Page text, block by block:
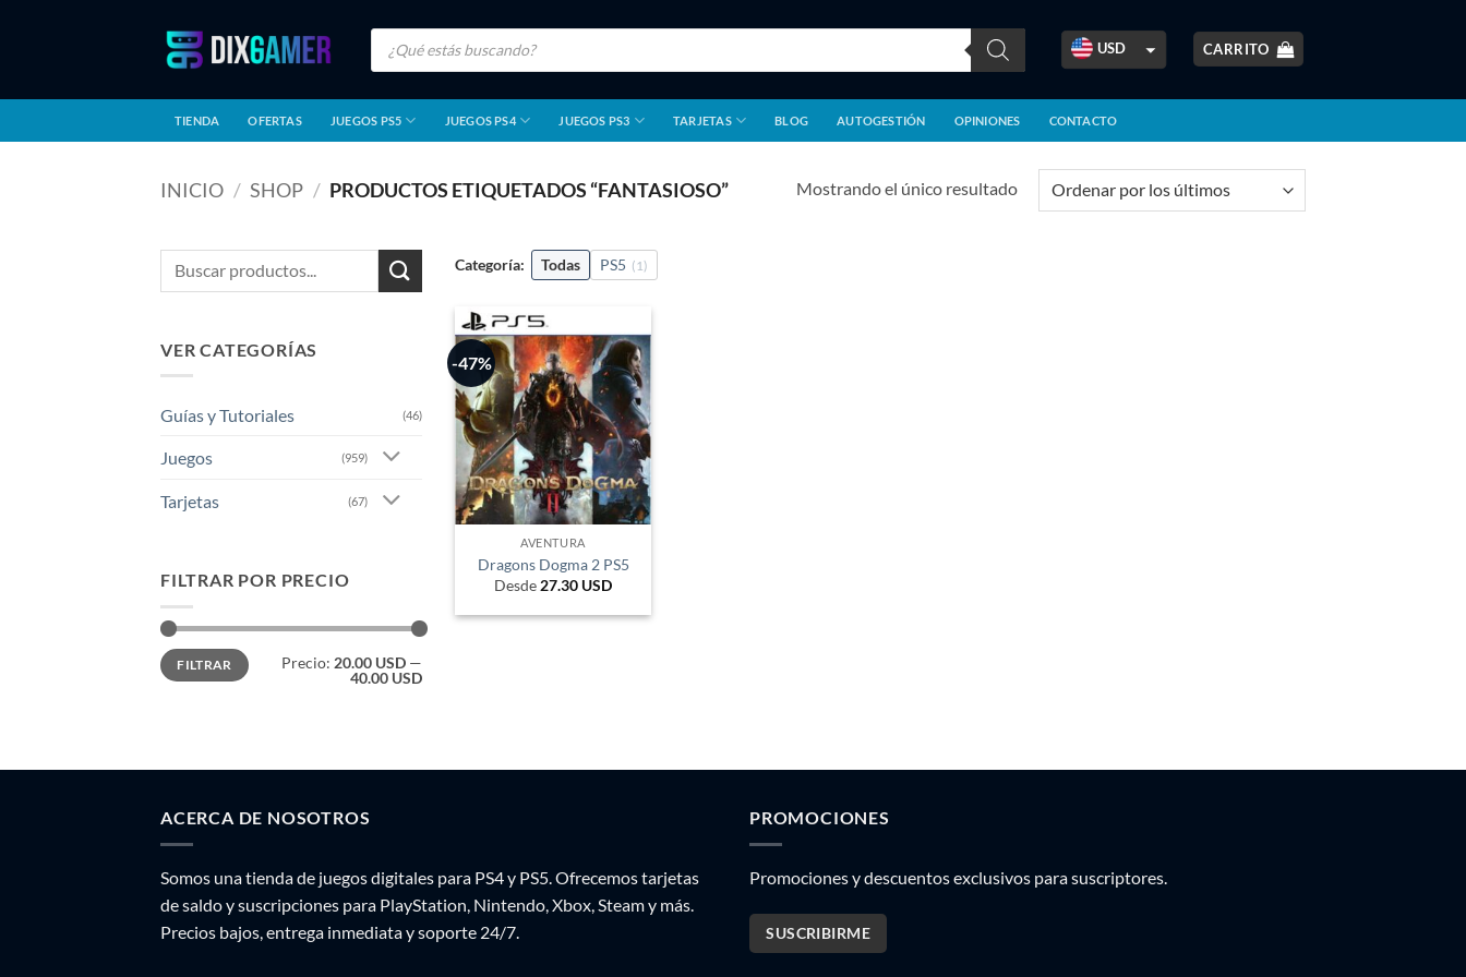
Búsqueda
productos
USD
BOB
BRL
CLP
CARRITO
TIENDA OFERTAS JUEGOS PS5 JUEGOS PS4 JUEGOS PS3 TARJETAS BLOG AUTOGESTIÓN OPINIONES CONTACTO
INICIO / SHOP / PRODUCTOS ETIQUETADOS “FANTASIOSO” Mostrando el único resultado
Buscar
por:
VER CATEGORÍAS
Guías y Tutoriales (46)
Juegos (959)
Tarjetas (67)
FILTRAR POR PRECIO
Precio
mínimo
Precio
máximo
FILTRAR Precio: 20.00 USD —
40.00 USD
Categoría: Todas PS5 (1)
-47%
AVENTURA
Dragons Dogma 2 PS5
Desde 27.30 USD
ACERCA DE NOSOTROS
Somos una tienda de juegos digitales para PS4 y PS5. Ofrecemos tarjetas
de saldo y suscripciones para PlayStation, Nintendo, Xbox, Steam y más.
Precios bajos, entrega inmediata y soporte 24/7.
PROMOCIONES
Promociones y descuentos exclusivos para suscriptores.
SUSCRIBIRME